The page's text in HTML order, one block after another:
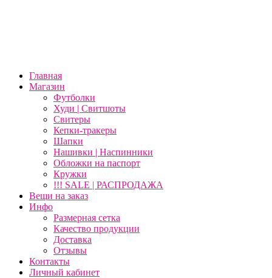
Главная
Магазин
Футболки
Худи | Свитшоты
Свитеры
Кепки-тракеры
Шапки
Нашивки | Наспинники
Обложки на паспорт
Кружки
!!! SALE | РАСПРОДАЖА
Вещи на заказ
Инфо
Размерная сетка
Качество продукции
Доставка
Отзывы
Контакты
Личный кабинет